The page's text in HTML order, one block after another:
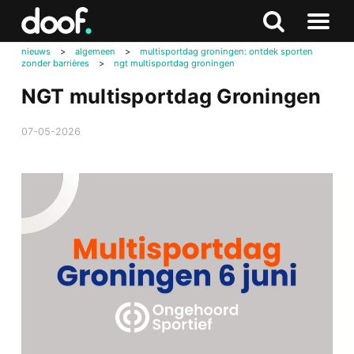
Zoeken
Naar
menu
nieuws > algemeen >
multisportdag groningen: ontdek sporten
zonder barrières
> ngt multisportdag groningen
NGT multisportdag Groningen
07-05-2026
Videospeler
Doof.nl
Zoeken
naar